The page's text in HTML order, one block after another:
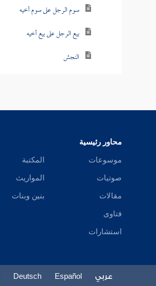
سوم الرجل على سوم أخيه
بيع الرجل على بيع أخيه
النجش
محاور رئيسية
موسوعات
صوتيات
مقالات
فتاوى
استشارات
المكتبة
المواريث
بنين وبنات
عربي Español
Deutsch